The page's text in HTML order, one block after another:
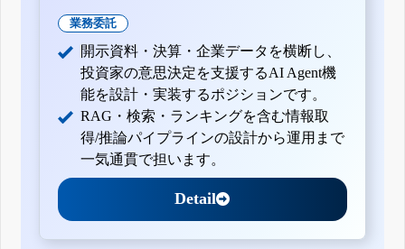
業務委託
開示資料・決算・企業データを横断し、
投資家の意思決定を支援するAI Agent機
能を設計・実装するポジションです。
RAG・検索・ランキングを含む情報取
得/推論パイプラインの設計から運用まで
一気通貫で担います。
Detail